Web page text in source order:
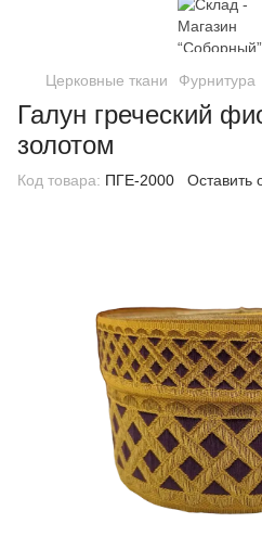
Церковные ткани Фурнитура
Галун греческий
золотом
Код товара: ПГЕ-2000 Оставить